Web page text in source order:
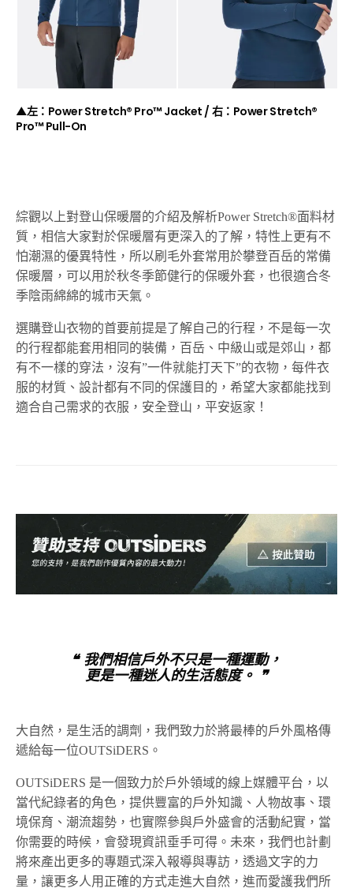
▲左：Power Stretch® Pro™ Jacket / 右：Power Stretch®
Pro™ Pull-On
綜觀以上對登山保暖層的介紹及解析Power Stretch®面料材
質，相信大家對於保暖層有更深入的了解，特性上更有不
怕潮濕的優異特性，所以刷毛外套常用於攀登百岳的常備
保暖層，可以用於秋冬季節健行的保暖外套，也很適合冬
季陰雨綿綿的城市天氣。
選購登山衣物的首要前提是了解自己的行程，不是每一次
的行程都能套用相同的裝備，百岳、中級山或是郊山，都
有不一樣的穿法，沒有”一件就能打天下”的衣物，每件衣
服的材質、設計都有不同的保護目的，希望大家都能找到
適合自己需求的衣服，安全登山，平安返家！
❝ 我們相信戶外不只是一種運動，
更是一種迷人的生活態度。 ❞
大自然，是生活的調劑，我們致力於將最棒的戶外風格傳
遞給每一位OUTSiDERS。
OUTSiDERS 是一個致力於戶外領域的線上媒體平台，以
當代紀錄者的角色，提供豐富的戶外知識、人物故事、環
境保育、潮流趨勢，也實際參與戶外盛會的活動紀實，當
你需要的時候，會發現資訊垂手可得。未來，我們也計劃
將來產出更多的專題式深入報導與專訪，透過文字的力
量，讓更多人用正確的方式走進大自然，進而愛護我們所